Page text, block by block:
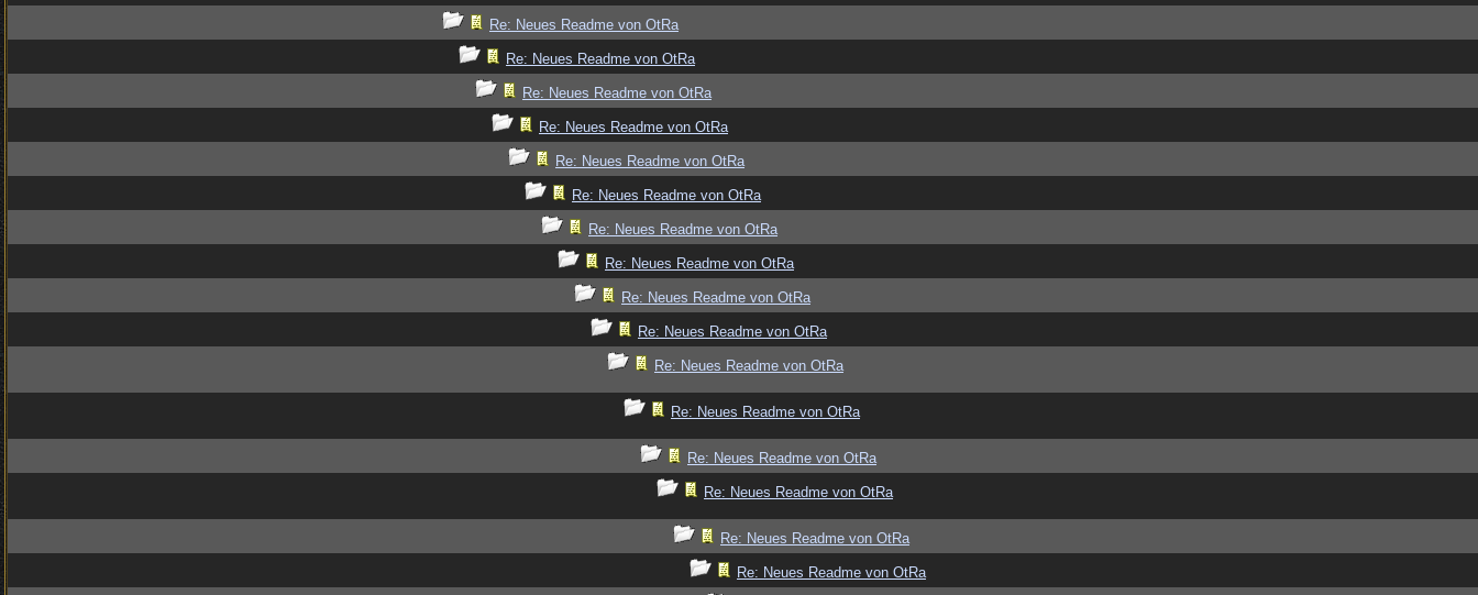
Re: Neues Readme von OtRa
Re: Neues Readme von OtRa
Re: Neues Readme von OtRa
Re: Neues Readme von OtRa
Re: Neues Readme von OtRa
Re: Neues Readme von OtRa
Re: Neues Readme von OtRa
Re: Neues Readme von OtRa
Re: Neues Readme von OtRa
Re: Neues Readme von OtRa
Re: Neues Readme von OtRa
Re: Neues Readme von OtRa
Re: Neues Readme von OtRa
Re: Neues Readme von OtRa
Re: Neues Readme von OtRa
Re: Neues Readme von OtRa